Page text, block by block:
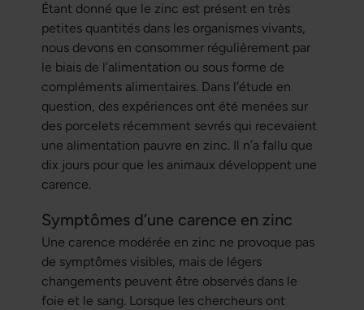
Étant donné que le zinc est présent en très
petites quantités dans les organismes vivants,
nous devons en consommer régulièrement par
le biais de l’alimentation ou sous forme de
compléments alimentaires. Dans l’étude en
question, des expériences ont été menées sur
des porcelets récemment sevrés qui recevaient
une alimentation pauvre en zinc. Il n’a fallu que
dix jours pour que les animaux développent une
carence.
Symptômes d’une carence en zinc
Une carence modérée en zinc ne provoque pas
de symptômes visibles, mais de légers
changements peuvent être observés dans le
foie et le sang. Lorsque les chercheurs ont